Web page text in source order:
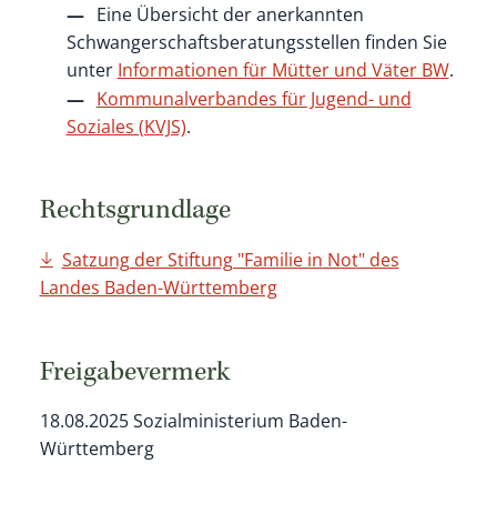
Eine Übersicht der anerkannten
Schwangerschaftsberatungsstellen finden Sie
unter Informationen für Mütter und Väter BW.
Kommunalverbandes für Jugend- und
Soziales (KVJS).
Rechtsgrundlage
Satzung der Stiftung "Familie in Not" des
Landes Baden-Württemberg
Freigabevermerk
18.08.2025Sozialministerium Baden-
Württemberg